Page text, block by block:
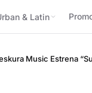
& Latin
Music Estrena